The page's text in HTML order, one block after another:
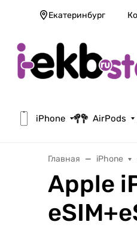
Екатеринбург
iPhone AirPods
Главная iPhone
Apple